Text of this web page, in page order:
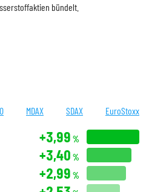
bündelt.
MDAX SDAX EuroStoxx
+3,99 %
+3,40 %
+2,99 %